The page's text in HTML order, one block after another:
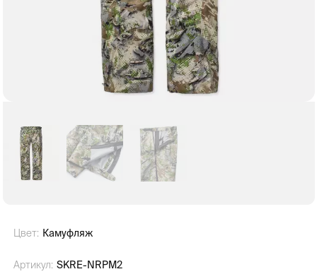
Цвет: Камуфляж
Артикул: SKRE-NRPM2